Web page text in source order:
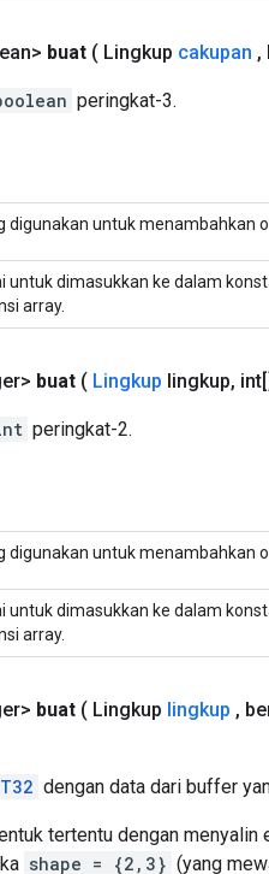
buat ( Lingkup cakupan ,
peringkat-3.
digunakan untuk menambahkan
untuk dimasukkan ke dalam
array.
buat ( Lingkup lingkup,
peringkat-2.
digunakan untuk menambahkan
untuk dimasukkan ke dalam
array.
buat ( Lingkup lingkup ,
dengan data dari buffer
tertentu dengan
shape = {2,3} (yang